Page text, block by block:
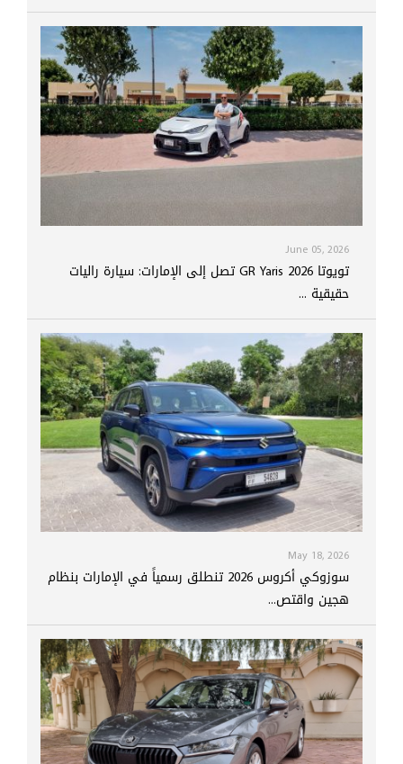
June 05, 2026
تويوتا GR Yaris 2026 تصل إلى الإمارات: سيارة راليات
حقيقية ...
May 18, 2026
سوزوكي أكروس 2026 تنطلق رسمياً في الإمارات بنظام
هجين واقتص...